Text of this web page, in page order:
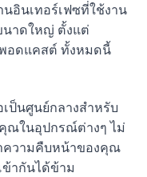
อินเทอร์เฟซที่ใช้งาน
นาดใหญ่ ตั้งแต่
อดแคสต์ ทั้งหมดนี้
ป็นศูนย์กลางสำหรับ
ณในอุปกรณ์ต่างๆ ไม่
ความคืบหน้าของคุณ
ากันได้ข้าม